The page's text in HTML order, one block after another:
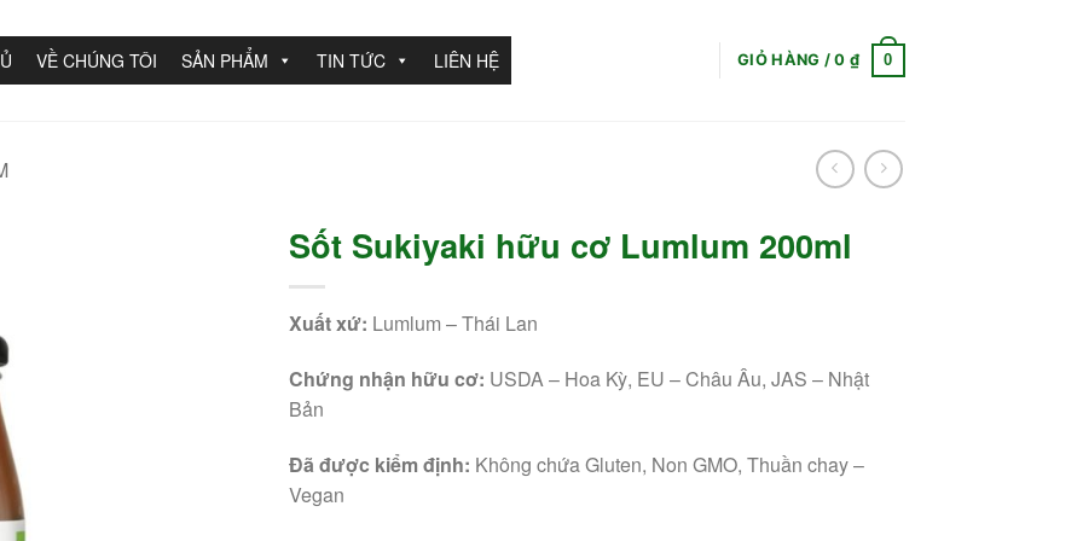
VỀ CHÚNG TÔI SẢN PHẨM TIN TỨC LIÊN HỆ GIỎ HÀNG /0 ₫ 0
Sốt Sukiyaki hữu cơ Lumlum 200ml
Xuất xứ: Lumlum – Thái Lan
Chứng nhận hữu cơ: USDA – Hoa Kỳ, EU – Châu Âu, JAS – Nhật
Bản
Đã được kiểm định: Không chứa Gluten, Non GMO, Thuần chay –
Vegan